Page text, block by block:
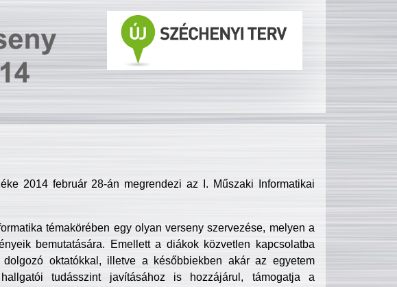
2014 február 28-án megrendezi az I. Műszaki Informatikai
témakörében egy olyan verseny szervezése, melyen a
bemutatására. Emellett a diákok közvetlen kapcsolatba
oktatókkal, illetve a későbbiekben akár az egyetem
tudásszint javításához is hozzájárul, támogatja a